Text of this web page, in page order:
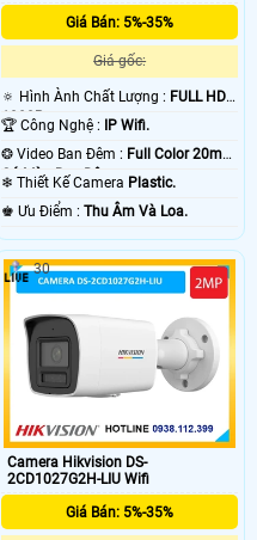
Giá Bán: 5%-35%
Giá gốc:
🔅 Hình Ành Chất Lượng : FULL HD
1080P .
🏆 Công Nghệ :
IP Wifi.
❂ Video Ban Đêm : Full Color 20m
Có Màu Ban Ðêm.
❄ Thiết Kế Camera Plastic.
️♚ Ưu Điểm :Thu Âm Và Loa.
Camera Hikvision DS-
2CD1027G2H-LIU Wifi
Giá Bán: 5%-35%
30